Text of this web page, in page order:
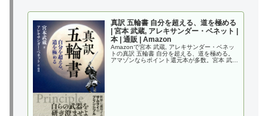
真訳 五輪書 自分を超える、道を極める
| 宮本 武蔵, アレキサンダー・ベネット |
本 | 通販 | Amazon
Amazonで宮本 武蔵, アレキサンダー・ベネッ
トの真訳 五輪書 自分を超える、道を極める。
アマゾンならポイント還元本が多数。宮本 武